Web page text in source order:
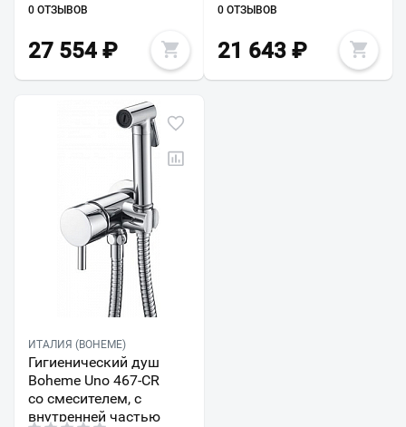
0 ОТЗЫВОВ
27 554 ₽
0 ОТЗЫВОВ
21 643₽
ИТАЛИЯ (BOHEME)
Гигиенический душ
Boheme Uno 467-CR
со смесителем, с
внутренней частью